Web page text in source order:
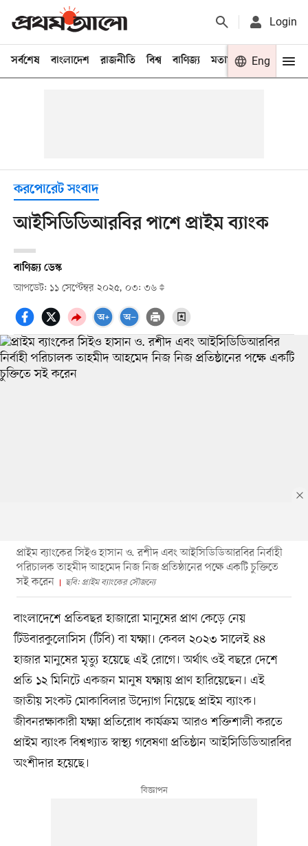
Login
সর্বশেষ বাংলাদেশ রাজনীতি বিশ্ব বাণিজ্য মতামত খেলা
Eng
করপোরেট সংবাদ
আইসিডিডিআরবির পাশে প্রাইম ব্যাংক
বাণিজ্য ডেস্ক
আপডেট: ১১ সেপ্টেম্বর ২০২৫, ০৩: ৩৬
প্রাইম ব্যাংকের সিইও হাসান ও. রশীদ এবং আইসিডিডিআরবির নির্বাহী
পরিচালক তাহমীদ আহমেদ নিজ নিজ প্রতিষ্ঠানের পক্ষে একটি চুক্তিতে
সই করেন
ছবি: প্রাইম ব্যাংকের সৌজন্যে
বাংলাদেশে প্রতিবছর হাজারো মানুষের প্রাণ কেড়ে নেয়
টিউবারকুলোসিস (টিবি) বা যক্ষ্মা। কেবল ২০২৩ সালেই ৪৪
হাজার মানুষের মৃত্যু হয়েছে এই রোগে। অর্থাৎ ওই বছরে দেশে
প্রতি ১২ মিনিটে একজন মানুষ যক্ষ্মায় প্রাণ হারিয়েছেন। এই
জাতীয় সংকট মোকাবিলার উদ্যোগ নিয়েছে প্রাইম ব্যাংক।
জীবনরক্ষাকারী যক্ষ্মা প্রতিরোধ কার্যক্রম আরও শক্তিশালী করতে
প্রাইম ব্যাংক বিশ্বখ্যাত স্বাস্থ্য গবেষণা প্রতিষ্ঠান আইসিডিডিআরবির
অংশীদার হয়েছে।